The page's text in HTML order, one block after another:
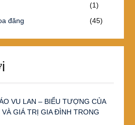
(1)
đăng
(45)
VU LAN – BIỂU TƯỢNG CỦA
GIÁ TRỊ GIA ĐÌNH TRONG